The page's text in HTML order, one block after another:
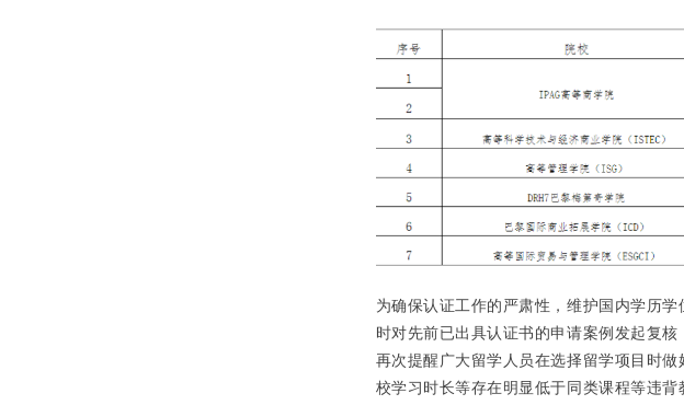
为确保认证工作的严肃性，维护国内学历
时对先前已出具认证书的申请案例发起复核
再次提醒广大留学人员在选择留学项目时
校学习时长等存在明显低于同类课程等违